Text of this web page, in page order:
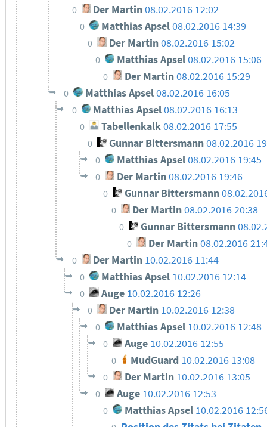
0 Der Martin08.02.2016 12:02
0 Matthias Apsel 08.02.2016 14:39
0 Der Martin08.02.2016 15:02
0 Matthias Apsel08.02.2016 15:06
0 Der Martin08.02.2016 15:29
0 Matthias Apsel08.02.2016 16:05
0 Matthias Apsel08.02.2016 16:13
0 Tabellenkalk 08.02.2016 17:55
0 Gunnar Bittersmann08.02.2016
0 Matthias Apsel08.02.2016 19:45
0 Der Martin08.02.2016 19:46
0 Gunnar Bittersmann
0 Der Martin08.02.2016 20:38
0 Gunnar Bittersmann
0 Der Martin08.02.2016
0 Der Martin 10.02.2016 11:44
0 Matthias Apsel 10.02.2016 12:14
0 Auge 10.02.2016 12:26
0 Der Martin 10.02.2016 12:38
0 Matthias Apsel 10.02.2016 12:48
0 Auge 10.02.2016 12:55
0 MudGuard 10.02.2016 13:08
0 Der Martin 10.02.2016 13:05
0 Auge 10.02.2016 12:53
0 Matthias Apsel 10.02.2016